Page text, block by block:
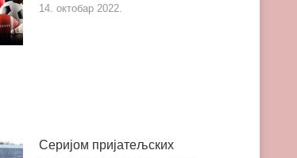
14. октобар 2022.
Серијом пријатељских